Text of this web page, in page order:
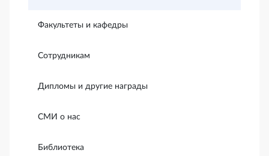
Факультеты и кафедры
Сотрудникам
Дипломы и другие награды
СМИ о нас
Библиотека